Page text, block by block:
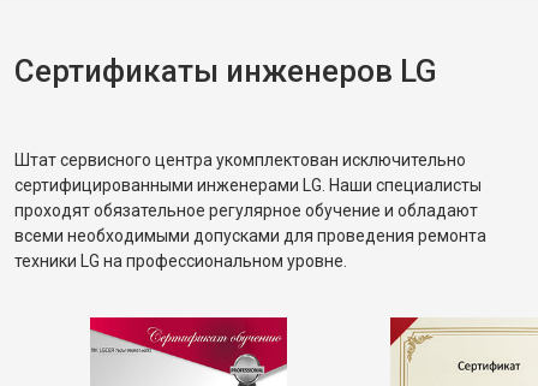
Сертификаты инженеров LG
Штат сервисного центра укомплектован исключительно
сертифицированными инженерами LG. Наши специалисты
проходят обязательное регулярное обучение и обладают
всеми необходимыми допусками для проведения ремонта
техники LG на профессиональном уровне.